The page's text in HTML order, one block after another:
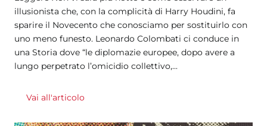
illusionista che, con la complicità di Harry Houdini, fa
sparire il Novecento che conosciamo per sostituirlo con
uno meno funesto. Leonardo Colombati ci conduce in
una Storia dove “le diplomazie europee, dopo avere a
lungo perpetrato l’omicidio collettivo,...
Vai all'articolo